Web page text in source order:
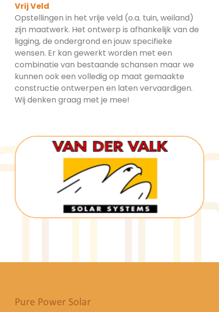
Vrij Veld
Opstellingen in het vrije veld (o.a. tuin, weiland)
zijn maatwerk. Het ontwerp is afhankelijk van de
ligging, de ondergrond en jouw specifieke
wensen. Er kan gewerkt worden met een
combinatie van bestaande schansen maar we
kunnen ook een volledig op maat gemaakte
constructie ontwerpen en laten vervaardigen.
Wij denken graag met je mee!
Pure Power Solar